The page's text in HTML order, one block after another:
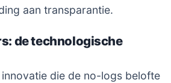
aan transparantie.
de technologische
die de no-logs belofte